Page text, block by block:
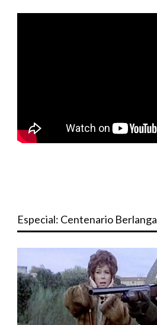
Especial: Centenario Berlanga